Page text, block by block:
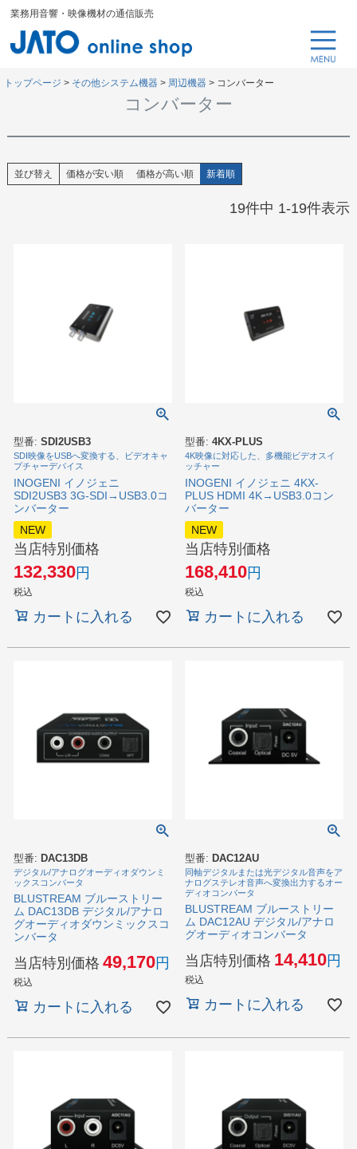
業務用音響・映像機材の通信販売
トップページ その他システム機器 周辺機器 コンバーター
コンバーター
並び替え 価格が安い順 価格が高い順 新着順
19件中 1-19件表示
型番: SDI2USB3
SDI映像をUSBへ変換する、ビデオキャ
プチャーデバイス
INOGENI イノジェニ
SDI2USB3 3G-SDI→USB3.0コ
ンバーター
NEW
当店特別価格
132,330
税込
カートに入れる
型番: 4KX-PLUS
4K映像に対応した、多機能ビデオスイ
ッチャー
INOGENI イノジェニ 4KX-
PLUS HDMI 4K→USB3.0コン
バーター
NEW
当店特別価格
168,410
税込
カートに入れる
型番: DAC13DB
デジタル/アナログオーディオダウンミ
ックスコンバータ
BLUSTREAM ブルーストリー
ム DAC13DB デジタル/アナロ
グオーディオダウンミックスコ
ンバータ
当店特別価格 49,170
税込
カートに入れる
型番: DAC12AU
同軸デジタルまたは光デジタル音声をア
ナログステレオ音声へ変換出力するオー
ディオコンバータ
BLUSTREAM ブルーストリー
ム DAC12AU デジタル/アナロ
グオーディオコンバータ
当店特別価格 14,410
税込
カートに入れる